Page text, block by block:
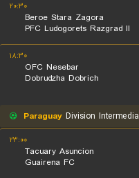
۲۰:۳۰
Beroe Stara Zagora
PFC Ludogorets Razgrad II
۱۸:۳۰
OFC Nesebar
Dobrudzha Dobrich
Paraguay Division Intermedia
۲۳:۰۰
Tacuary Asuncion
Guairena FC